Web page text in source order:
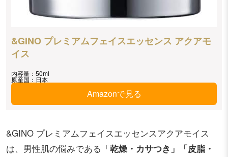
&GINO プレミアムフェイスエッセンス アクアモ
イス
内容量：50ml
原産国：日本
Amazonで見る
&GINO プレミアムフェイスエッセンスアクアモイス
は、男性肌の悩みである「乾燥・カサつき」「皮脂・